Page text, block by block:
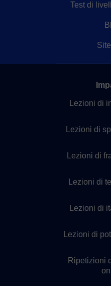
Test di
Lezioni di
Lezioni di
Lezioni di
Lezioni di
Lezioni di
Lezioni di
Ripetizioni